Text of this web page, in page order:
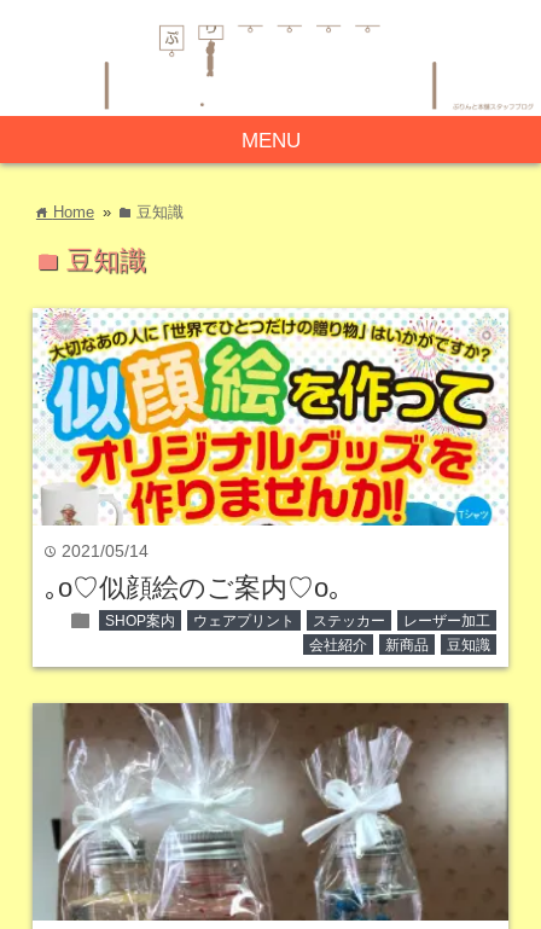
MENU
home Home » folder 豆知識
folder 豆知識
time 2021/05/14
｡o♡似顔絵のご案内♡o｡
folder SHOP案内 ウェアプリント ステッカー
レーザー加工
会社紹介
新商品 豆知識